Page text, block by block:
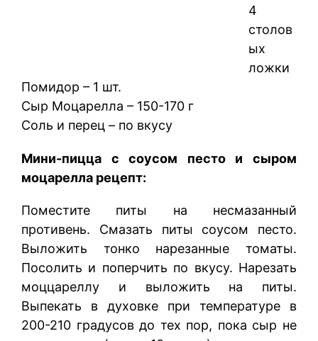
4
столов
ых
ложки
Помидор – 1 шт.
Сыр Моцарелла – 150-170 г
Соль и перец – по вкусу
Мини-пицца с соусом песто и сыром
моцарелла рецепт:
Поместите питы на несмазанный
противень. Смазать питы соусом песто.
Выложить тонко нарезанные томаты.
Посолить и поперчить по вкусу. Нарезать
моццареллу и выложить на питы.
Выпекать в духовке при температуре в
200-210 градусов до тех пор, пока сыр не